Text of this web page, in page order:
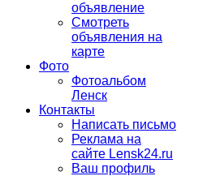
объявление
Смотреть
объявления на
карте
Фото
Фотоальбом
Ленск
Контакты
Написать письмо
Реклама на
сайте Lensk24.ru
Ваш профиль